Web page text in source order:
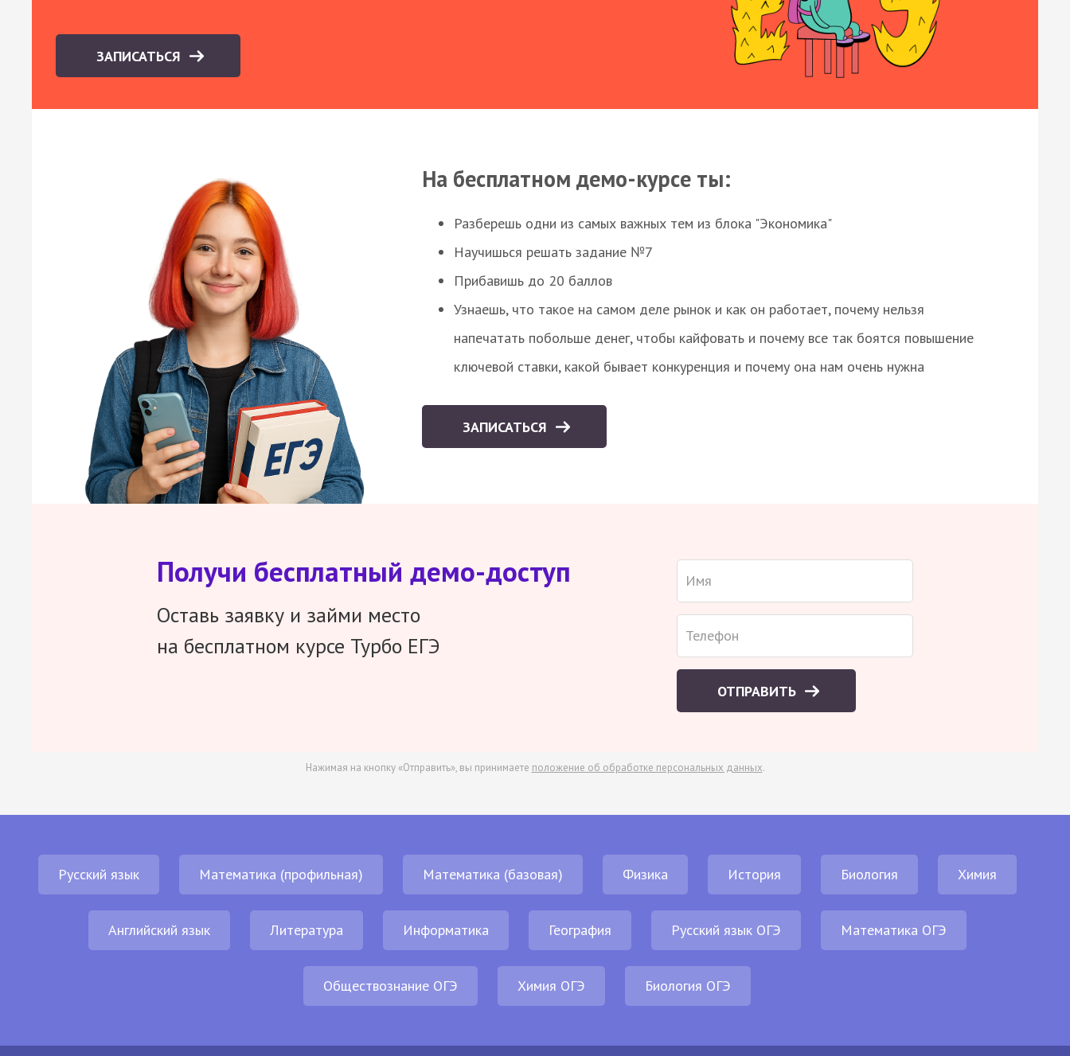
ЗАПИСАТЬСЯ
На бесплатном демо-курсе ты:
Разберешь одни из самых важных тем из блока "Экономика"
Научишься решать задание №7
Прибавишь до 20 баллов
Узнаешь, что такое на самом деле рынок и как он работает, почему нельзя
напечатать побольше денег, чтобы кайфовать и почему все так боятся повышение
ключевой ставки, какой бывает конкуренция и почему она нам очень нужна
ЗАПИСАТЬСЯ
Получи бесплатный демо-доступ
Оставь заявку и займи место
на бесплатном курсе Турбо ЕГЭ
ОТПРАВИТЬ
Нажимая на кнопку «Отправить», вы принимаете положение об обработке персональных данных.
Русский язык Математика (профильная) Математика (базовая) Физика История Биология Химия
Английский язык Литература Информатика География Русский язык ОГЭ Математика ОГЭ
Обществознание ОГЭ Химия ОГЭ Биология ОГЭ